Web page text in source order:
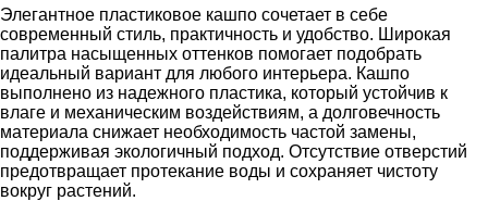
Элегантное пластиковое кашпо сочетает в себе
современный стиль, практичность и удобство. Широкая
палитра насыщенных оттенков помогает подобрать
идеальный вариант для любого интерьера. Кашпо
выполнено из надежного пластика, который устойчив к
влаге и механическим воздействиям, а долговечность
материала снижает необходимость частой замены,
поддерживая экологичный подход. Отсутствие отверстий
предотвращает протекание воды и сохраняет чистоту
вокруг растений.